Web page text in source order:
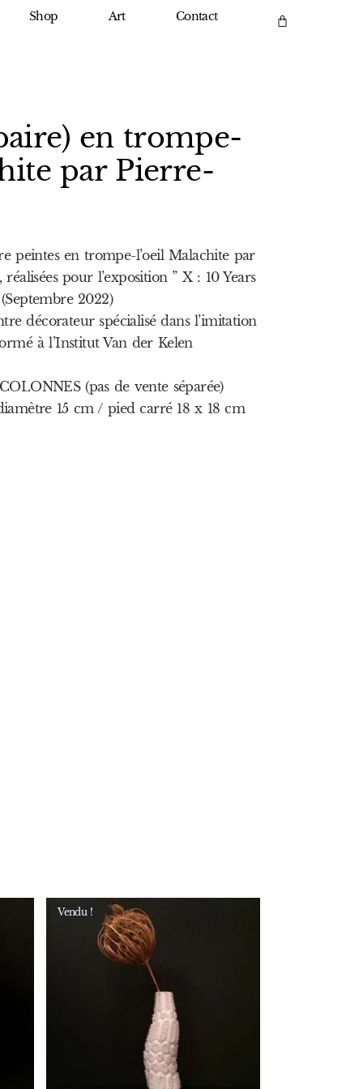
Shop Art Contact
en trompe-
par Pierre-
peintes en trompe-l’oeil Malachite par
pour l’exposition ” X : 10 Years
2022)
décorateur spécialisé dans l’imitation
à l’Institut Van der Kelen
(pas de vente séparée)
15 cm / pied carré 18 x 18 cm
Vendu !